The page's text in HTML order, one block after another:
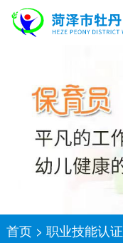
首页> 职业技能认证